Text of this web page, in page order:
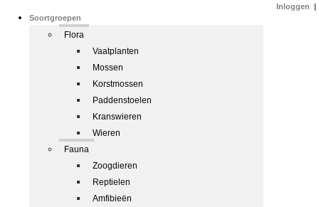
Soortgroepen
Flora
Vaatplanten
Mossen
Korstmossen
Paddenstoelen
Kranswieren
Wieren
Fauna
Zoogdieren
Reptielen
Amfibieën
Inloggen |